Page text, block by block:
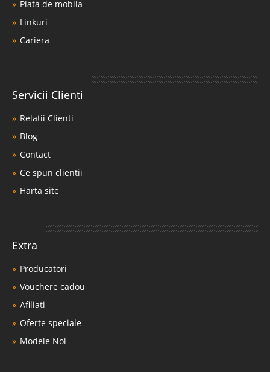
Piata de mobila
Linkuri
Cariera
Servicii Clienti
Relatii Clienti
Blog
Contact
Ce spun clientii
Harta site
Extra
Producatori
Vouchere cadou
Afiliati
Oferte speciale
Modele Noi